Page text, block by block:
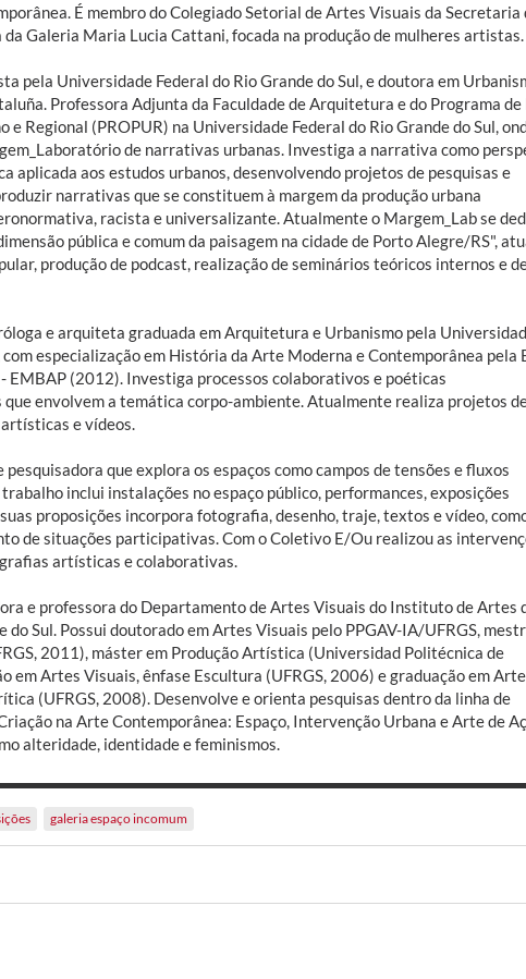
É membro do Colegiado Setorial de Artes Visuais da Secretaria
Galeria Maria Lucia Cattani, focada na produção de mulheres artistas.
pela Universidade Federal do Rio Grande do Sul, e doutora em
Professora Adjunta da Faculdade de Arquitetura e do Programa de
e Regional (PROPUR) na Universidade Federal do Rio Grande do Sul,
de narrativas urbanas. Investiga a narrativa como
aplicada aos estudos urbanos, desenvolvendo projetos de pesquisas e
narrativas que se constituem à margem da produção urbana
racista e universalizante. Atualmente o Margem_Lab se
pública e comum da paisagem na cidade de Porto Alegre/RS",
produção de podcast, realização de seminários teóricos internos e
e arquiteta graduada em Arquitetura e Urbanismo pela
especialização em História da Arte Moderna e Contemporânea pela
EMBAP (2012). Investiga processos colaborativos e poéticas
envolvem a temática corpo-ambiente. Atualmente realiza projetos
e vídeos.
que explora os espaços como campos de tensões e fluxos
inclui instalações no espaço público, performances, exposições
proposições incorpora fotografia, desenho, traje, textos e vídeo,
de situações participativas. Com o Coletivo E/Ou realizou as
artísticas e colaborativas.
e professora do Departamento de Artes Visuais do Instituto de Artes
do Sul. Possui doutorado em Artes Visuais pelo PPGAV-IA/UFRGS,
2011), máster em Produção Artística (Universidad Politécnica de
em Artes Visuais, ênfase Escultura (UFRGS, 2006) e graduação em
(UFRGS, 2008). Desenvolve e orienta pesquisas dentro da linha de
na Arte Contemporânea: Espaço, Intervenção Urbana e Arte de
alteridade, identidade e feminismos.
galeria espaço incomum